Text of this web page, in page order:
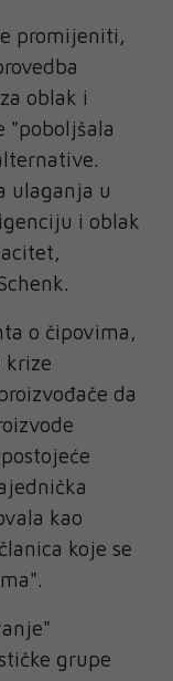
promijeniti,
oblak i
"poboljšala
ulaganja u
i oblak
o čipovima,
krize
da
kao
koje se
grupe